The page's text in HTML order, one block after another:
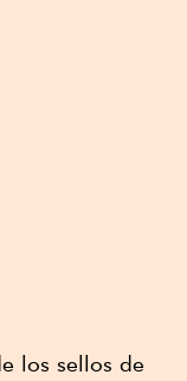
los sellos de